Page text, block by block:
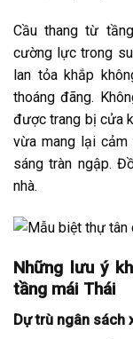
Cầu thang từ
cường lực trong
lan tỏa khắp
thoáng đãng.
được trang bị cửa
vừa mang lại cảm
sáng tràn ngập.
nhà.
Những lưu ý
tầng mái Thái
Dự trù ngân sách